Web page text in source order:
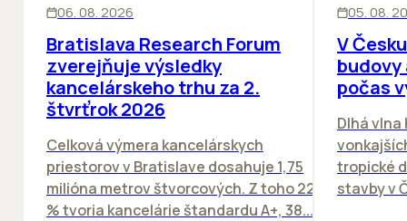
06. 08. 2026
Bratislava Research Forum
zverejňuje výsledky
kancelárskeho trhu za 2.
štvrťrok 2026
Celková výmera kancelárskych
priestorov v Bratislave dosahuje 1,75
milióna metrov štvorcových. Z toho 22
% tvoria kancelárie štandardu A+, 38...
05. 08.
V
počas
Dlhá
tropické
stavby v